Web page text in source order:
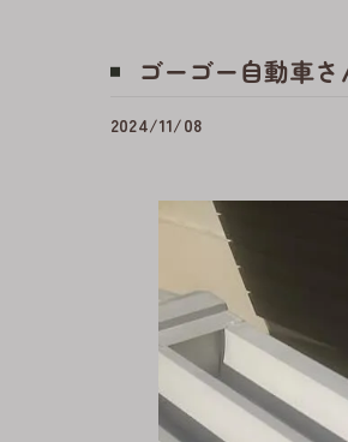
ゴーゴー自動車
2024/11/08